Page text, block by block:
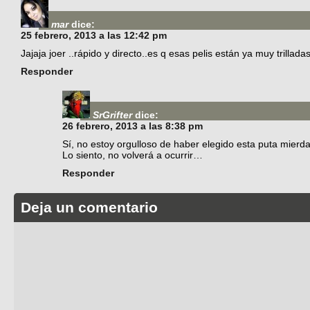
mar dice:
25 febrero, 2013 a las 12:42 pm
Jajaja joer ..rápido y directo..es q esas pelis están ya muy
Responder
SrGrifter dice:
26 febrero, 2013 a las 8:38 pm
Sí, no estoy orgulloso de haber elegido esta puta
Lo siento, no volverá a ocurrir…
Responder
Deja un comentario